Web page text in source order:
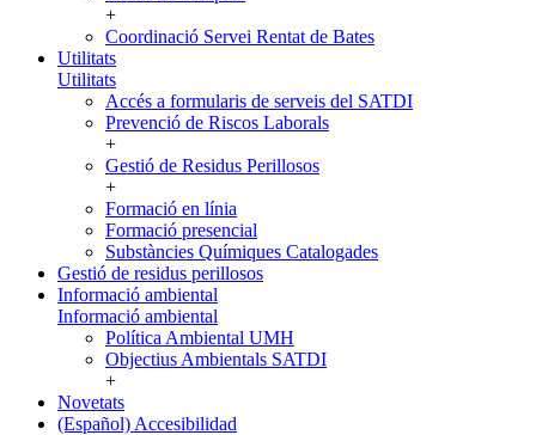
+
Coordinació Servei Rentat de Bates
Utilitats
Utilitats
Accés a formularis de serveis del SATDI
Prevenció de Riscos Laborals
+
Gestió de Residus Perillosos
+
Formació en línia
Formació presencial
Substàncies Químiques Catalogades
Gestió de residus perillosos
Informació ambiental
Informació ambiental
Política Ambiental UMH
Objectius Ambientals SATDI
+
Novetats
(Español) Accesibilidad